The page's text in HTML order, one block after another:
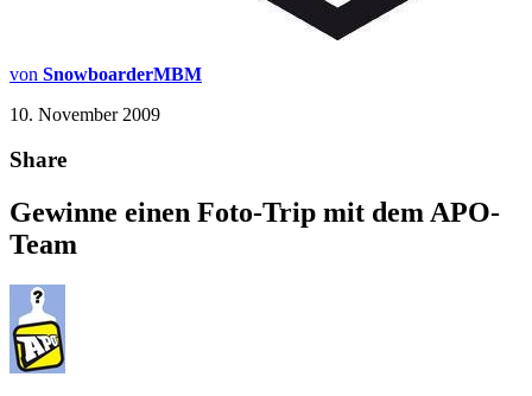
von SnowboarderMBM
10. November 2009
Share
Gewinne einen Foto-Trip mit dem APO-
Team